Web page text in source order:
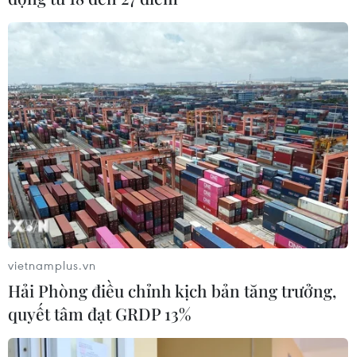
vietnamplus.vn
Hải Phòng điều chỉnh kịch bản tăng trưởng,
quyết tâm đạt GRDP 13%